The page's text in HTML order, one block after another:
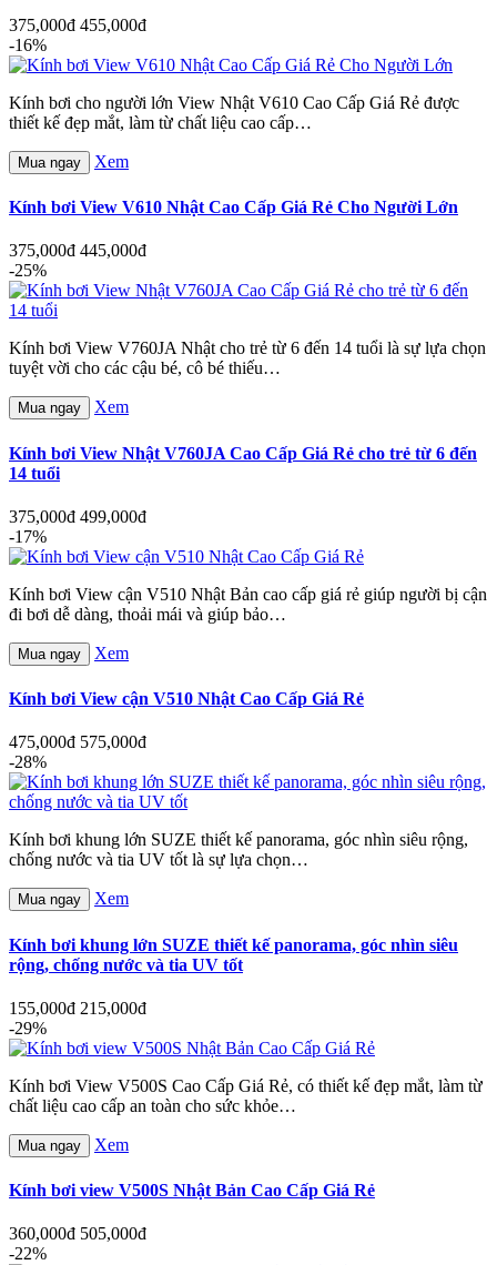
375,000đ 455,000đ
-16%
Kính bơi cho người lớn View Nhật V610 Cao Cấp Giá Rẻ được
thiết kế đẹp mắt, làm từ chất liệu cao cấp…
Mua ngay Xem
Kính bơi View V610 Nhật Cao Cấp Giá Rẻ Cho Người Lớn
375,000đ 445,000đ
-25%
Kính bơi View V760JA Nhật cho trẻ từ 6 đến 14 tuổi là sự lựa chọn
tuyệt vời cho các cậu bé, cô bé thiếu…
Mua ngay Xem
Kính bơi View Nhật V760JA Cao Cấp Giá Rẻ cho trẻ từ 6 đến
14 tuổi
375,000đ 499,000đ
-17%
Kính bơi View cận V510 Nhật Bản cao cấp giá rẻ giúp người bị cận
đi bơi dễ dàng, thoải mái và giúp bảo…
Mua ngay Xem
Kính bơi View cận V510 Nhật Cao Cấp Giá Rẻ
475,000đ 575,000đ
-28%
Kính bơi khung lớn SUZE thiết kế panorama, góc nhìn siêu rộng,
chống nước và tia UV tốt là sự lựa chọn…
Mua ngay Xem
Kính bơi khung lớn SUZE thiết kế panorama, góc nhìn siêu
rộng, chống nước và tia UV tốt
155,000đ 215,000đ
-29%
Kính bơi View V500S Cao Cấp Giá Rẻ, có thiết kế đẹp mắt, làm từ
chất liệu cao cấp an toàn cho sức khỏe…
Mua ngay Xem
Kính bơi view V500S Nhật Bản Cao Cấp Giá Rẻ
360,000đ 505,000đ
-22%